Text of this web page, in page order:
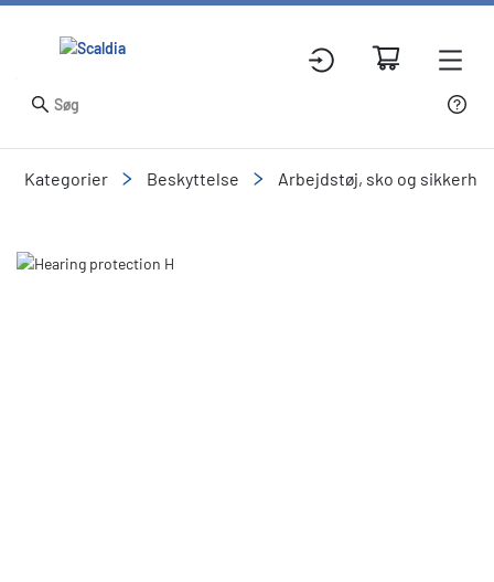
Kategorier Beskyttelse Arbejdstøj, sko og
Slide 1 of 1